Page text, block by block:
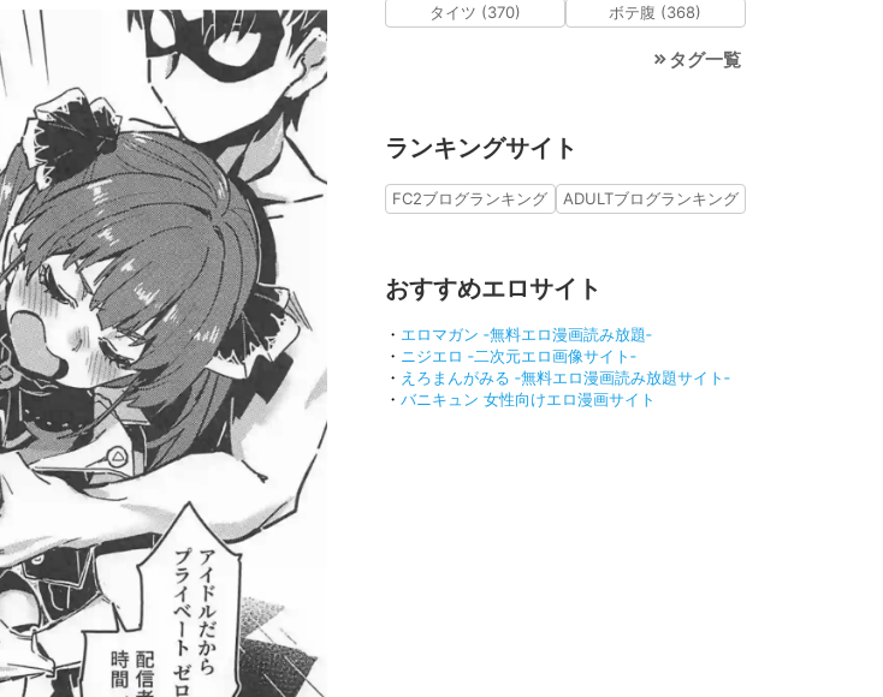
タイツ (370)
ボテ腹 (368)
タグ一覧
ランキングサイト
FC2ブログランキング ADULTブログランキング
おすすめエロサイト
・ エロマガン ‐無料エロ漫画読み放題‐
・ ニジエロ ‐二次元エロ画像サイト‐
・ えろまんがみる ‐無料エロ漫画読み放題サイト‐
・ バニキュン 女性向けエロ漫画サイト